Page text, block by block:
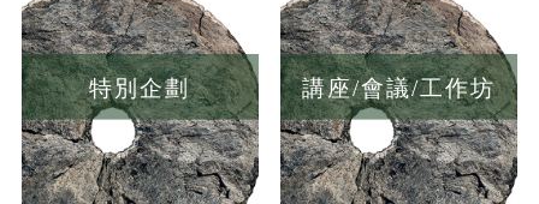
特別企劃 講座/會議/工作坊